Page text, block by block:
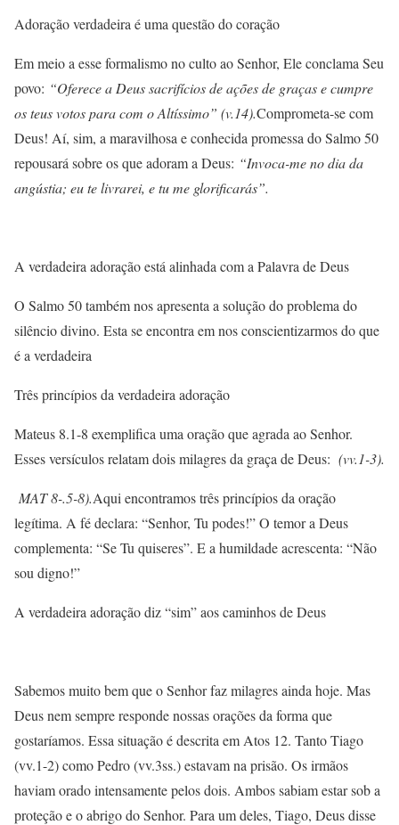
Adoração verdadeira é uma questão do coração
Em meio a esse formalismo no culto ao Senhor, Ele conclama Seu
povo: “Oferece a Deus sacrifícios de ações de graças e cumpre
os teus votos para com o Altíssimo” (v.14).Comprometa-se com
Deus! Aí, sim, a maravilhosa e conhecida promessa do Salmo 50
repousará sobre os que adoram a Deus: “Invoca-me no dia da
angústia; eu te livrarei, e tu me glorificarás”.
A verdadeira adoração está alinhada com a Palavra de Deus
O Salmo 50 também nos apresenta a solução do problema do
silêncio divino. Esta se encontra em nos conscientizarmos do que
é a verdadeira
Três princípios da verdadeira adoração
Mateus 8.1-8 exemplifica uma oração que agrada ao Senhor.
Esses versículos relatam dois milagres da graça de Deus: (vv.1-3).
MAT 8-.5-8).Aqui encontramos três princípios da oração
legítima. A fé declara: “Senhor, Tu podes!” O temor a Deus
complementa: “Se Tu quiseres”. E a humildade acrescenta: “Não
sou digno!”
A verdadeira adoração diz “sim” aos caminhos de Deus
Sabemos muito bem que o Senhor faz milagres ainda hoje. Mas
Deus nem sempre responde nossas orações da forma que
gostaríamos. Essa situação é descrita em Atos 12. Tanto Tiago
(vv.1-2) como Pedro (vv.3ss.) estavam na prisão. Os irmãos
haviam orado intensamente pelos dois. Ambos sabiam estar sob a
proteção e o abrigo do Senhor. Para um deles, Tiago, Deus disse